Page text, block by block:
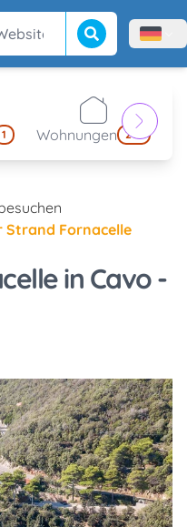
Suche beginnen
Menù
1 Wohnungen 214
Strand Fornacelle
in Cavo -